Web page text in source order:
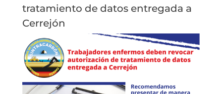
tratamiento de datos entregada a
Cerrejón